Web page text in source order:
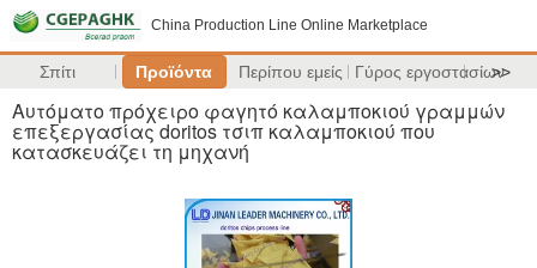
China Production Line Online Marketplace
Σπίτι Προϊόντα Περίπου εμείς Γύρος εργοστασίων
>>
Αυτόματο πρόχειρο φαγητό καλαμποκιού γραμμών
επεξεργασίας doritos τσιπ καλαμποκιού που
κατασκευάζει τη μηχανή